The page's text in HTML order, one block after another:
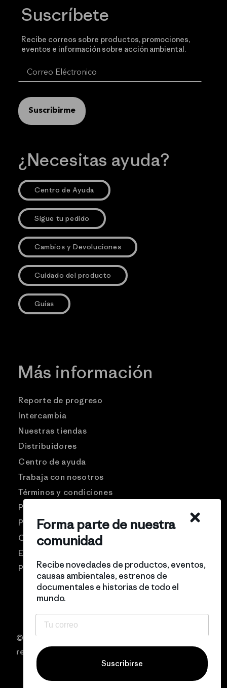
Suscríbete
Recibe correos sobre productos, promociones,
eventos e información sobre acción ambiental.
Suscribirme
¿Necesitas ayuda?
Centro de Ayuda
Sigue tu pedido
Cambios y Devoluciones
Cuidado del producto
Guías
Más información
Reporte de progreso
Intercambia
Nuestras tiendas
Distribuidores
Centro de ayuda
Trabaja con nosotros
Términos y condiciones
Patagonia USA
Preguntas frecuentes
Comunidad Pro
Eventos
Politicas de privacidad
© 2026 Patagonia Chile Todos los derechos
reservados
Forma parte de nuestra
comunidad
Recibe novedades de productos, eventos,
causas ambientales, estrenos de
documentales e historias de todo el
mundo.
Suscribirse